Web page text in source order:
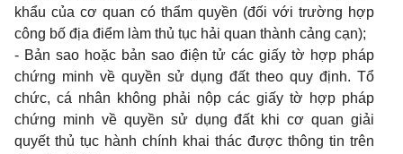
khẩu của cơ quan có thẩm quyền (đối với trường hợp
công bố địa điểm làm thủ tục hải quan thành cảng cạn);
- Bản sao hoặc bản sao điện tử các giấy tờ hợp pháp
chứng minh về quyền sử dụng đất theo quy định. Tổ
chức, cá nhân không phải nộp các giấy tờ hợp pháp
chứng minh về quyền sử dụng đất khi cơ quan giải
quyết thủ tục hành chính khai thác được thông tin trên